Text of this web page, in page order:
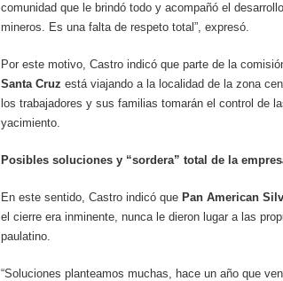
comunidad que le brindó todo y acompañó el
mineros. Es una falta de respeto total”, expresó.
Por este motivo, Castro indicó que parte de la
Santa Cruz está viajando a la localidad de la zona
los trabajadores y sus familias tomarán el control de
yacimiento.
Posibles soluciones y “sordera” total de la
En este sentido, Castro indicó que Pan American
el cierre era inminente, nunca le dieron lugar a las
paulatino.
“Soluciones planteamos muchas, hace un año que